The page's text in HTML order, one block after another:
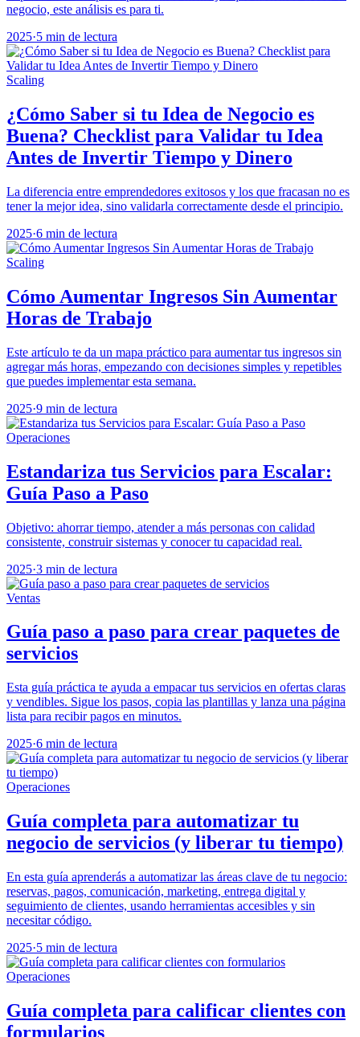
negocio, este análisis es para ti.
2025·5 min de lectura
Scaling
¿Cómo Saber si tu Idea de Negocio es
Buena? Checklist para Validar tu Idea
Antes de Invertir Tiempo y Dinero
La diferencia entre emprendedores exitosos y los que fracasan no es
tener la mejor idea, sino validarla correctamente desde el principio.
2025·6 min de lectura
Scaling
Cómo Aumentar Ingresos Sin Aumentar
Horas de Trabajo
Este artículo te da un mapa práctico para aumentar tus ingresos sin
agregar más horas, empezando con decisiones simples y repetibles
que puedes implementar esta semana.
2025·9 min de lectura
Operaciones
Estandariza tus Servicios para Escalar:
Guía Paso a Paso
Objetivo: ahorrar tiempo, atender a más personas con calidad
consistente, construir sistemas y conocer tu capacidad real.
2025·3 min de lectura
Ventas
Guía paso a paso para crear paquetes de
servicios
Esta guía práctica te ayuda a empacar tus servicios en ofertas claras
y vendibles. Sigue los pasos, copia las plantillas y lanza una página
lista para recibir pagos en minutos.
2025·6 min de lectura
Operaciones
Guía completa para automatizar tu
negocio de servicios (y liberar tu tiempo)
En esta guía aprenderás a automatizar las áreas clave de tu negocio:
reservas, pagos, comunicación, marketing, entrega digital y
seguimiento de clientes, usando herramientas accesibles y sin
necesitar código.
2025·5 min de lectura
Operaciones
Guía completa para calificar clientes con
formularios